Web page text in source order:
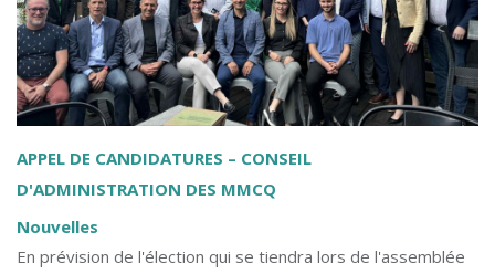
APPEL DE CANDIDATURES – CONSEIL
D'ADMINISTRATION DES MMCQ
Nouvelles
En prévision de l'élection qui se tiendra lors de l'assemblée